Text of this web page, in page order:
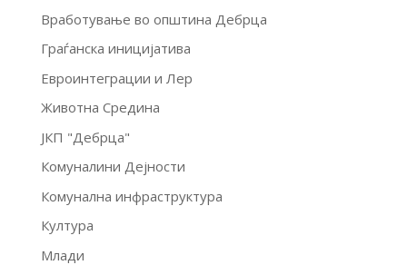
Вработување во општина Дебрца
Граѓанска иницијатива
Евроинтеграции и Лер
Животна Средина
ЈКП "Дебрца"
Комуналини Дејности
Комунална инфраструктура
Култура
Млади